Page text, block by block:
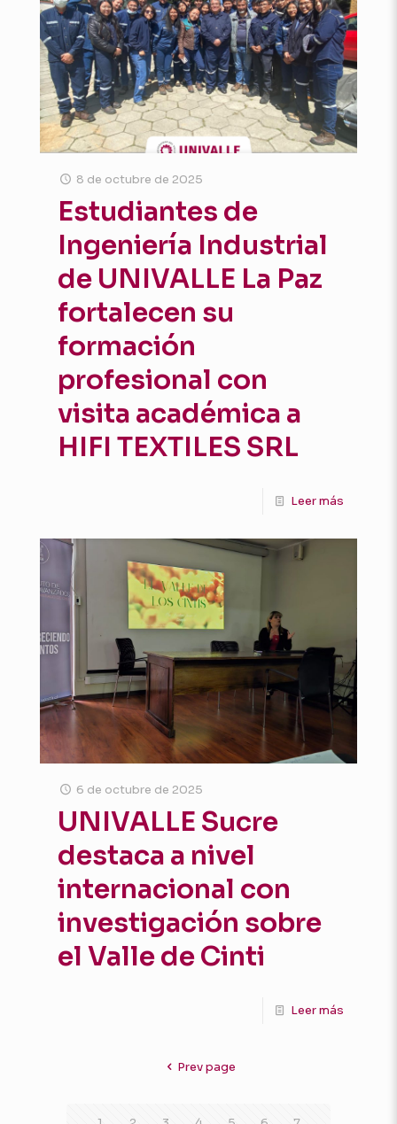
8 de octubre de 2025
Estudiantes de
Ingeniería Industrial
de UNIVALLE La Paz
fortalecen su
formación
profesional con
visita académica a
HIFI TEXTILES SRL
Leer más
6 de octubre de 2025
UNIVALLE Sucre
destaca a nivel
internacional con
investigación sobre
el Valle de Cinti
Leer más
Prev page